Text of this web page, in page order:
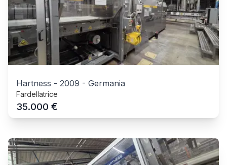
Hartness - 2009 - Germania
Fardellatrice
35.000 €